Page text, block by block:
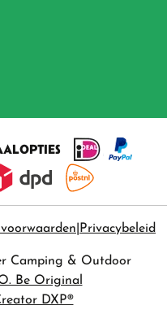
Privacybeleid
Camping & Outdoor
Be Original
DXP®